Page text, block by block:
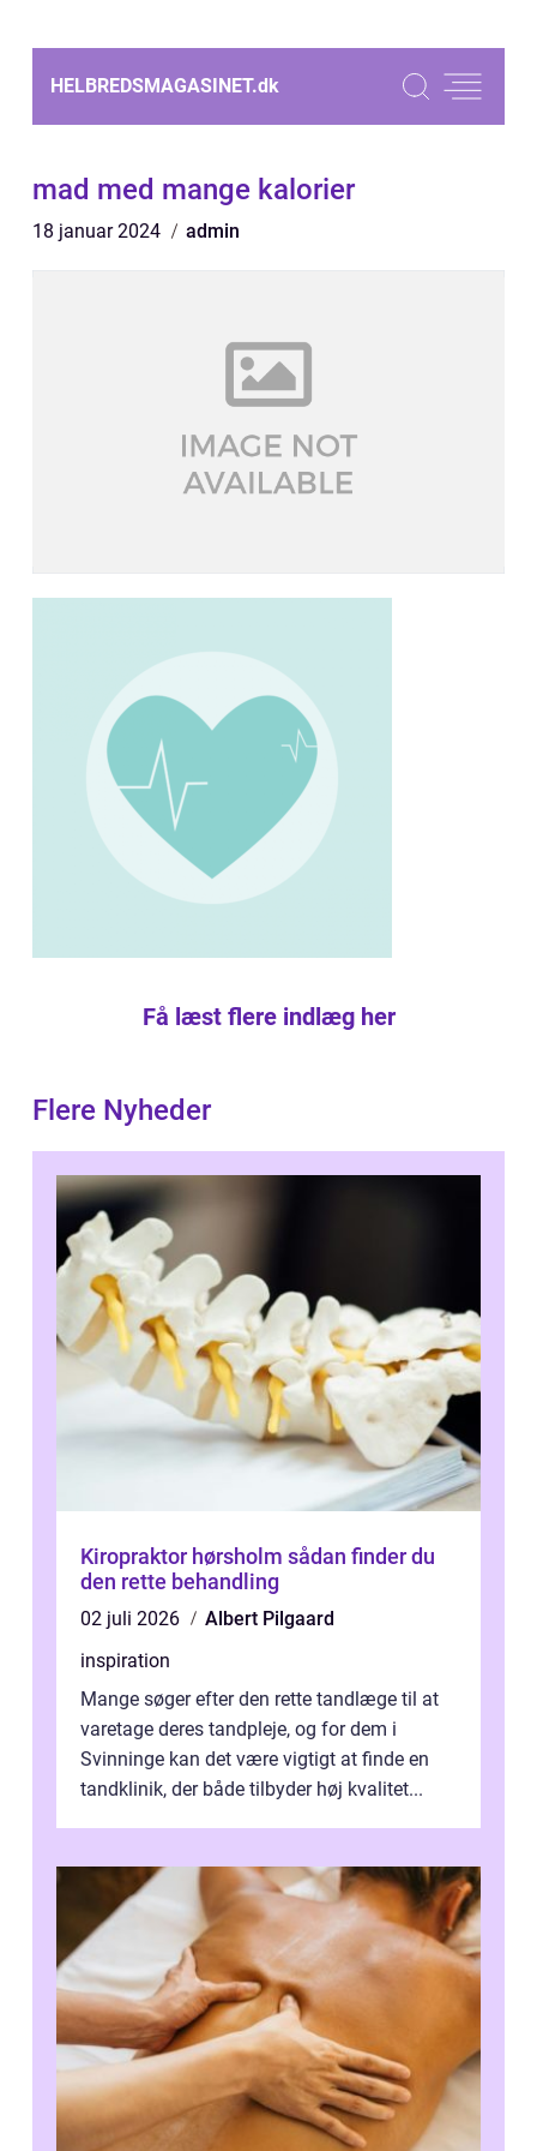
HELBREDSMAGASINET.dk
mad med mange kalorier
18 januar 2024 admin
Få læst flere indlæg her
Flere Nyheder
Kiropraktor hørsholm sådan finder du
den rette behandling
02 juli 2026
Albert Pilgaard
inspiration
Mange søger efter den rette tandlæge til at
varetage deres tandpleje, og for dem i
Svinninge kan det være vigtigt at finde en
tandklinik, der både tilbyder høj kvalitet...